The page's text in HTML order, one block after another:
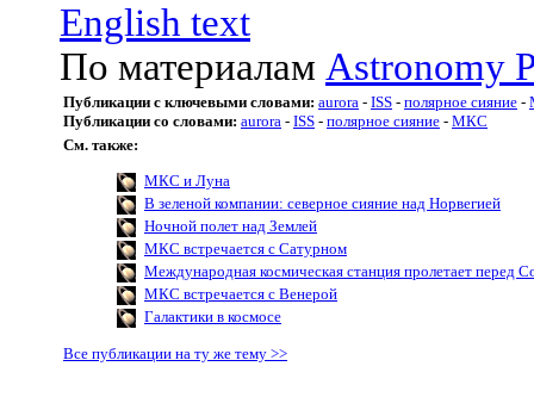
English text
По материалам Astronomy
Публикации с ключевыми словами: aurora - ISS - полярное сияние -
Публикации со словами: aurora - ISS - полярное сияние - МКС
См. также:
МКС и Луна
В зеленой компании: северное сияние над Норвегией
Ночной полет над Землей
МКС встречается с Сатурном
Международная космическая станция пролетает перед
МКС встречается с Венерой
Галактики в космосе
Все публикации на ту же тему >>